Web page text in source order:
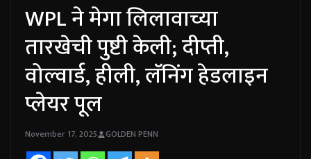
WPL ने मेगा लिलावाच्या
तारखेची पुष्टी केली; दीप्ती,
वोल्वार्ड, हीली, लॅनिंग हेडलाइन
प्लेयर पूल
November 17, 2025 GOLDEN PENN